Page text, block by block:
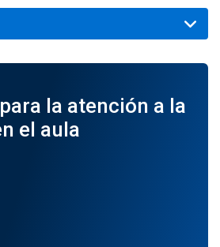
somos
la atención a la
el aula